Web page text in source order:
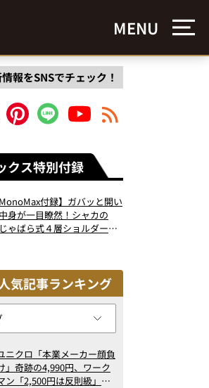
MENU
報をSNSでチェック！
クス特別付録
MonoMax付録】ガバッと開い
身が一目瞭然！シャカの
じゃばら式４層ショルダーバ
気記事ランキング
ニクロ「本業メーカー顔負
」奇跡の4,990円、ワーク
ン「2,500円は反則級」凄